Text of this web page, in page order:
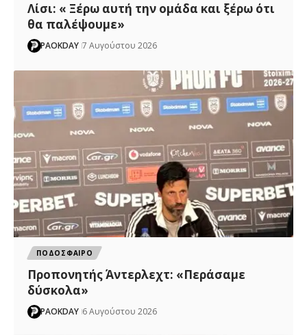
Λίσι: « Ξέρω αυτή την ομάδα και ξέρω ότι
θα παλέψουμε»
PAOKDAY 7 Αυγούστου 2026
ΠΟΔΟΣΦΑΙΡΟ
Προπονητής Άντερλεχτ: «Περάσαμε
δύσκολα»
PAOKDAY 6 Αυγούστου 2026